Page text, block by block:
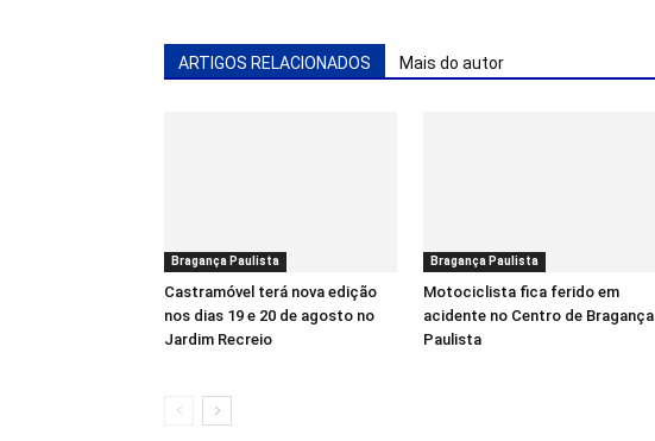
ARTIGOS RELACIONADOS Mais do autor
Bragança Paulista
Castramóvel terá nova edição
nos dias 19 e 20 de agosto no
Jardim Recreio
Bragança Paulista
Motociclista fica ferido em
acidente no Centro de Bragança
Paulista